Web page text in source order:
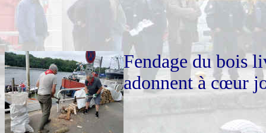
Fendage du bois
adonnent à cœur